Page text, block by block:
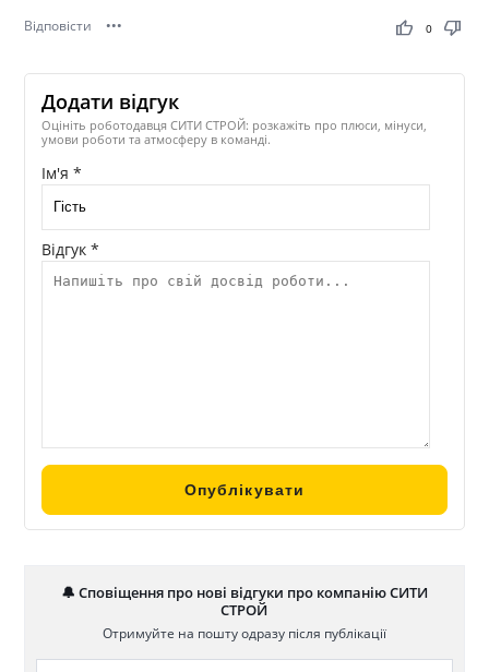
Відповісти ••• thumb_up thumb_down
0
Додати відгук
Оцініть роботодавця СИТИ СТРОЙ: розкажіть про плюси, мінуси,
умови роботи та атмосферу в команді.
Ім'я *
Відгук *
🔔 Сповіщення про нові відгуки про компанію СИТИ
СТРОЙ
Отримуйте на пошту одразу після публікації